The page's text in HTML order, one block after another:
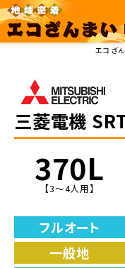
エコざ
三菱電機
370L
【3〜4人用】
フルオート
一般地